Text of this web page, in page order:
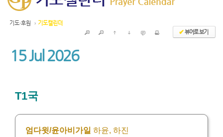
기도·후원 › 기도캘린더
✔뷰어로 보기
15Jul 2026
T1국
엄다윗/윤아비가일 하윤, 하진